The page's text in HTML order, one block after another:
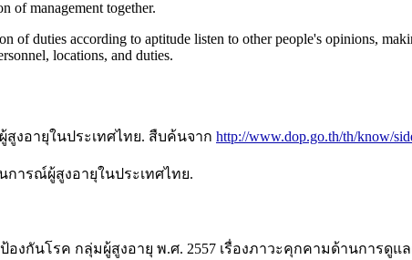
of management together.
of duties according to aptitude listen to other people's opinions,
locations, and duties.
งอายุในประเทศไทย. สืบค้นจาก http://www.dop.go.th/th/know/
ารณ์ผู้สูงอายุในประเทศไทย.
กันโรค กลุ่มผู้สูงอายุ พ.ศ. 2557 เรื่องภาวะคุกคามด้านการดูแ